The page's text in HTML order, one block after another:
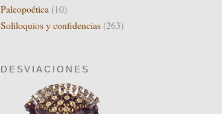
Paleopoética (10)
Soliloquios y confidencias (263)
DESVIACIONES